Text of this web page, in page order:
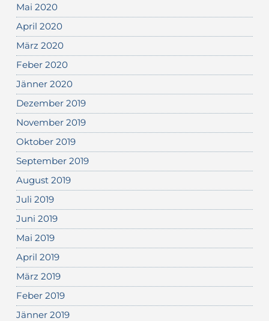
Mai 2020
April 2020
März 2020
Feber 2020
Jänner 2020
Dezember 2019
November 2019
Oktober 2019
September 2019
August 2019
Juli 2019
Juni 2019
Mai 2019
April 2019
März 2019
Feber 2019
Jänner 2019